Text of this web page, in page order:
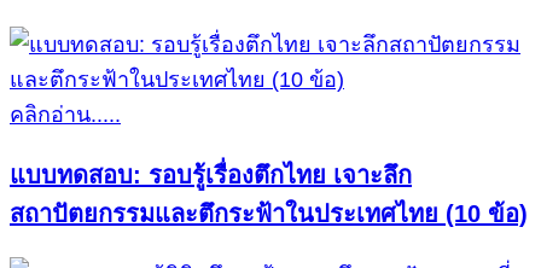
คลิกอ่าน.....
แบบทดสอบ: รอบรู้เรื่องตึกไทย เจาะลึก
สถาปัตยกรรมและตึกระฟ้าในประเทศไทย (10 ข้อ)